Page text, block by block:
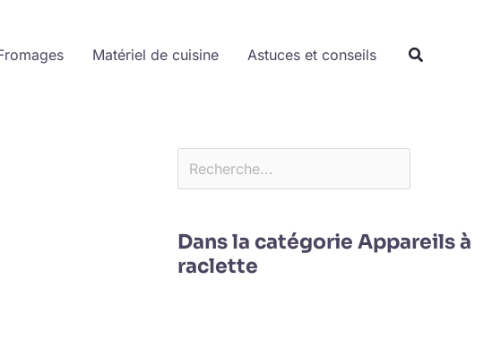
Matériel de cuisine Astuces et conseils
Dans la catégorie Appareils à
raclette